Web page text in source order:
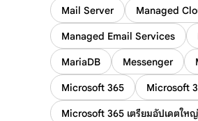
Mail Server Managed
Managed Email Services
MariaDB Messenger
Microsoft 365 Microsoft
Microsoft 365 เตรียมอัปเดตให